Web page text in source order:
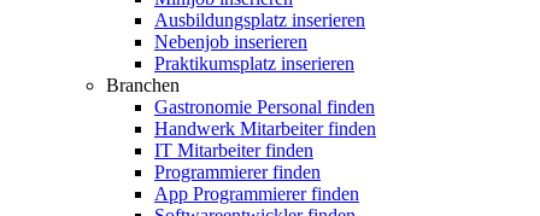
Ausbildungsplatz inserieren
Nebenjob inserieren
Praktikumsplatz inserieren
Branchen
Gastronomie Personal finden
Handwerk Mitarbeiter finden
IT Mitarbeiter finden
Programmierer finden
App Programmierer finden